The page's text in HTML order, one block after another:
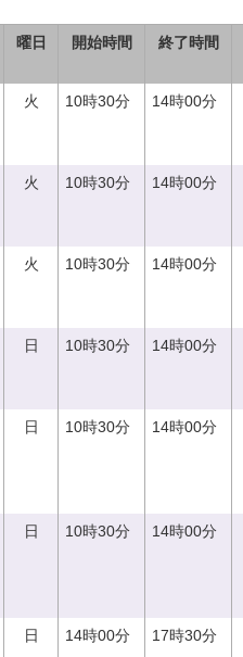
曜日 開始時間 終了時間
火 10時30分 14時00分
火 10時30分 14時00分
火 10時30分 14時00分
日 10時30分 14時00分
日 10時30分 14時00分
日 10時30分 14時00分
日 14時00分 17時30分